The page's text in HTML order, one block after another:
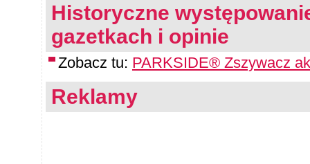
Historyczne
gazetkach i opinie
Zobacz tu: PARKSIDE® Zszywacz
Reklamy